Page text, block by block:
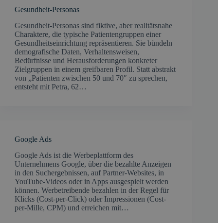
Gesundheit-Personas
Gesundheit-Personas sind fiktive, aber realitätsnahe
Charaktere, die typische Patientengruppen einer
Gesundheitseinrichtung repräsentieren. Sie bündeln
demografische Daten, Verhaltensweisen,
Bedürfnisse und Herausforderungen konkreter
Zielgruppen in einem greifbaren Profil. Statt abstrakt
von „Patienten zwischen 50 und 70″ zu sprechen,
entsteht mit Petra, 62…
Google Ads
Google Ads ist die Werbeplattform des
Unternehmens Google, über die bezahlte Anzeigen
in den Suchergebnissen, auf Partner-Websites, in
YouTube-Videos oder in Apps ausgespielt werden
können. Werbetreibende bezahlen in der Regel für
Klicks (Cost-per-Click) oder Impressionen (Cost-
per-Mille, CPM) und erreichen mit…